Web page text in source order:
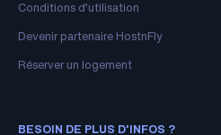
Conditions d’utilisation
Devenir partenaire HostnFly
Réserver un logement
BESOIN DE PLUS D'INFOS ?